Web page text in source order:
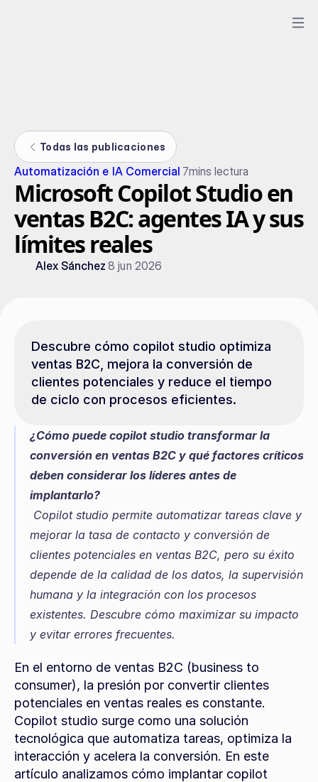
Todas las publicaciones
Automatización e IA Comercial 7mins lectura
Microsoft Copilot Studio en
ventas B2C: agentes IA y sus
límites reales
Alex Sánchez 8 jun 2026
Descubre cómo copilot studio optimiza
ventas B2C, mejora la conversión de
clientes potenciales y reduce el tiempo
de ciclo con procesos eficientes.
¿Cómo puede copilot studio transformar la
conversión en ventas B2C y qué factores críticos
deben considerar los líderes antes de
implantarlo?
mejorar la tasa de contacto y conversión de
clientes potenciales en ventas B2C, pero su éxito
depende de la calidad de los datos, la supervisión
humana y la integración con los procesos
existentes. Descubre cómo maximizar su impacto
y evitar errores frecuentes.
En el entorno de ventas B2C (business to
consumer), la presión por convertir clientes
potenciales en ventas reales es constante.
Copilot studio surge como una solución
tecnológica que automatiza tareas, optimiza la
interacción y acelera la conversión. En este
artículo analizamos cómo implantar copilot